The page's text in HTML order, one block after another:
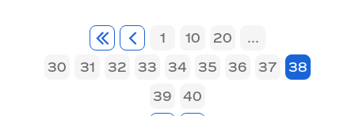
1 10 20
...
30
31 32 33 34 35 36 37
38
39
40